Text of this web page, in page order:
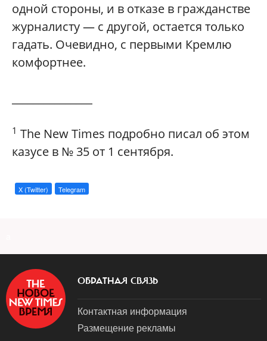
одной стороны, и в отказе в гражданстве
журналисту — с другой, остается только
гадать. Очевидно, с первыми Кремлю
комфортнее.
1 The New Times подробно писал об этом
казусе в № 35 от 1 сентября.
X (Twitter) Telegram
ОБРАТНАЯ СВЯЗЬ
Контактная информация
Размещение рекламы